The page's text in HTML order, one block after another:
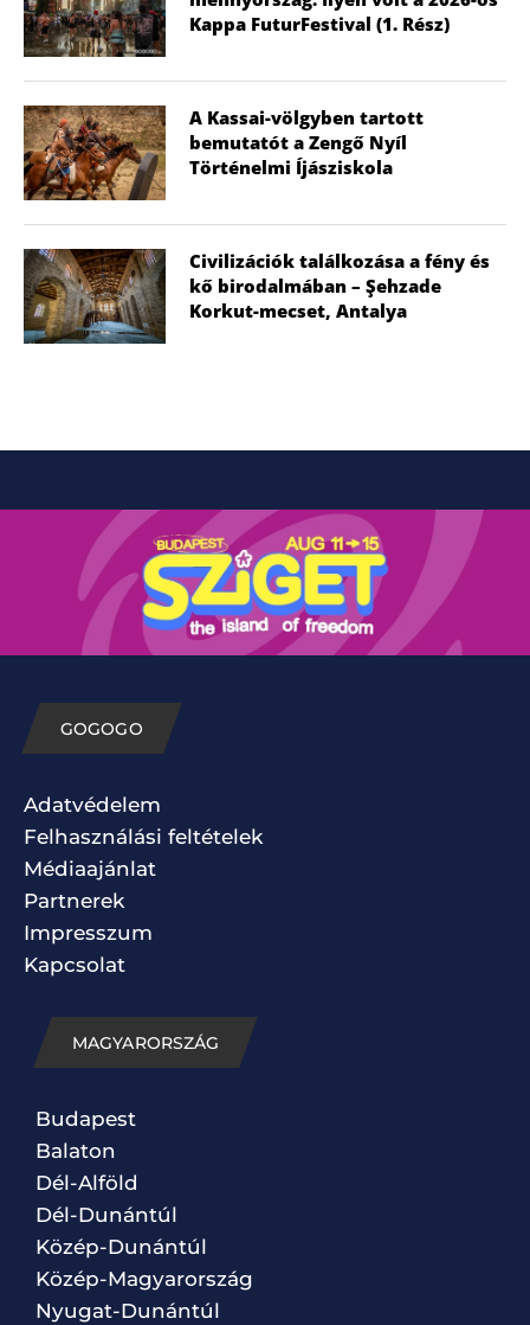
Kappa FuturFestival (1. Rész)
A Kassai-völgyben tartott
bemutatót a Zengő Nyíl
Történelmi Íjásziskola
Civilizációk találkozása a fény és
kő birodalmában – Şehzade
Korkut-mecset, Antalya
GOGOGO
Adatvédelem
Felhasználási feltételek
Médiaajánlat
Partnerek
Impresszum
Kapcsolat
MAGYARORSZÁG
Budapest
Balaton
Dél-Alföld
Dél-Dunántúl
Közép-Dunántúl
Közép-Magyarország
Nyugat-Dunántúl